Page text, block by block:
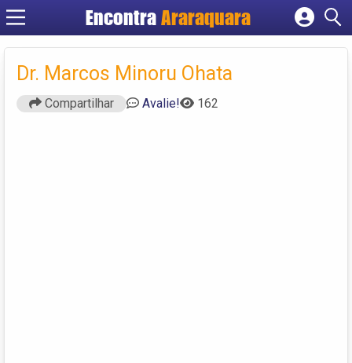
EncontraAraraquara
Cadastrar empresa
Criar conta
Dr. Marcos Minoru Ohata
Compartilhar Avalie! 162